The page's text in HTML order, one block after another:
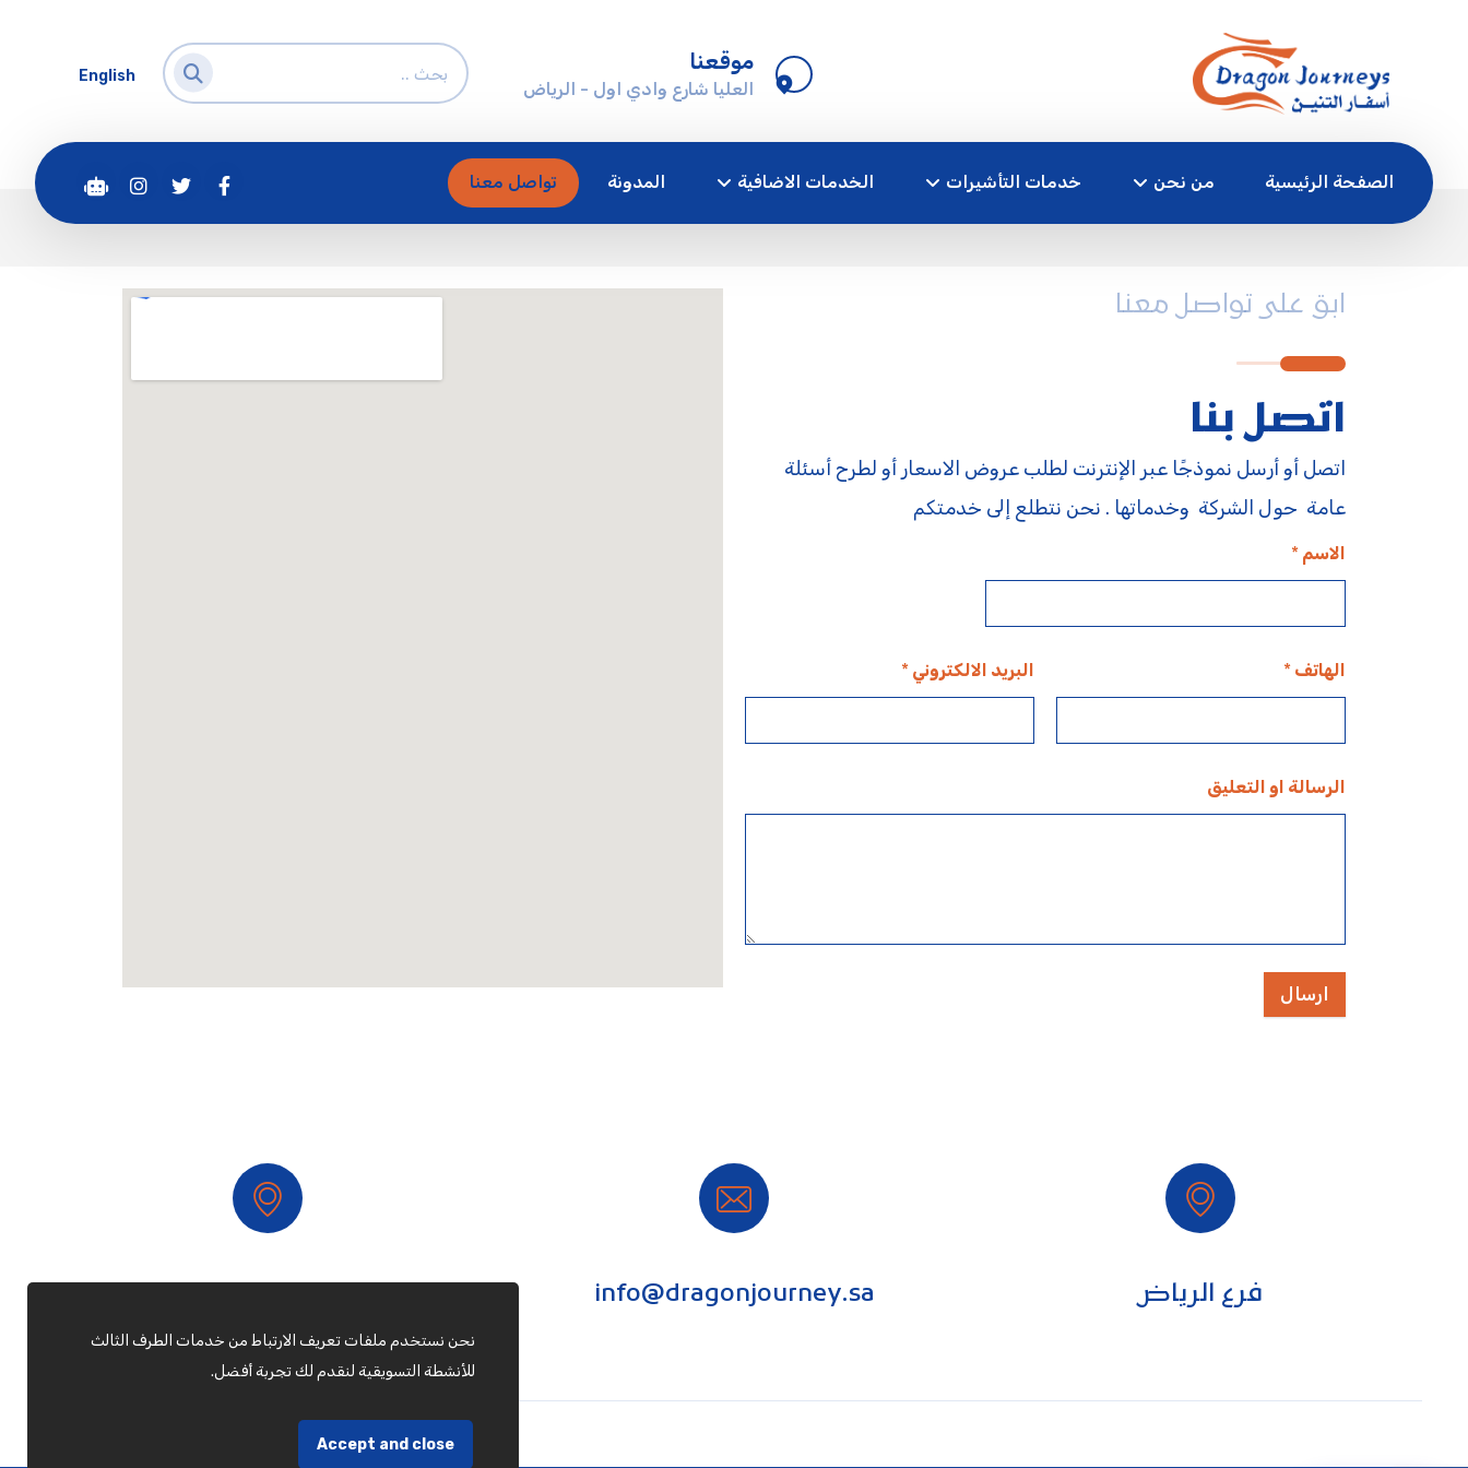
English
موقعنا
العليا شارع وادي اول - الرياض
الصفحة الرئيسية من نحن خدمات التأشيرات الخدمات الاضافية المدونة تواصل معنا
ابق على تواصل معنا
اتصل بنا
اتصل أو أرسل نموذجًا عبر الإنترنت لطلب عروض الاسعار أو لطرح أسئلة
عامة حول الشركة وخدماتها . نحن نتطلع إلى خدمتكم
الاسم *
الهاتف * البريد الالكتروني *
الرسالة او التعليق
ارسال
فرع الرياض info@dragonjourney.sa
نحن نستخدم ملفات تعريف الارتباط من خدمات الطرف الثالث
للأنشطة التسويقية لنقدم لك تجربة أفضل.
Accept and close